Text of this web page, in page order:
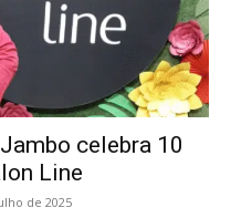
celebra 10
Line
de 2025